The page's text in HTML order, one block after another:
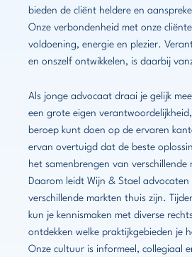
bieden de cliënt heldere en
Onze verbondenheid met onze
voldoening, energie en plezier.
en onszelf ontwikkelen, is daarbij
Als jonge advocaat draai je gelijk
een grote eigen
beroep kunt doen op de ervaren
ervan overtuigd dat de beste
het samenbrengen van verschillende
Daarom leidt Wijn & Stael advocaten
verschillende markten thuis zijn.
kun je kennismaken met diverse
ontdekken welke praktijkgebieden je
Onze cultuur is informeel, collegiaal